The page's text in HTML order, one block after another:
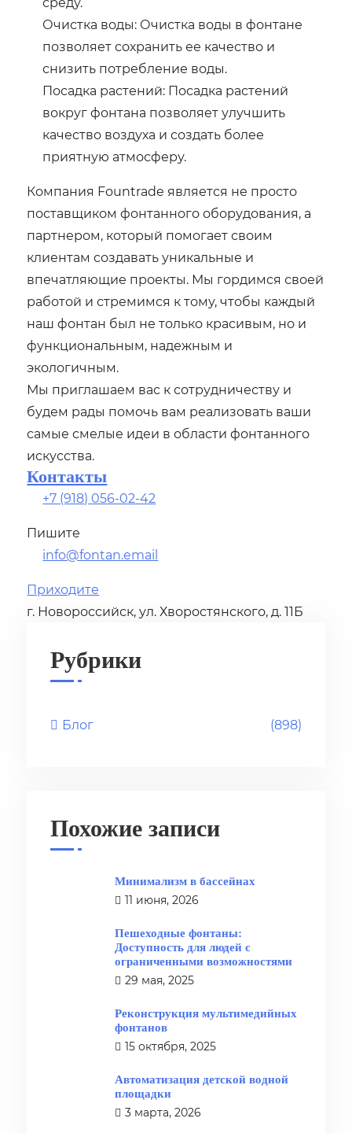
Очистка воды: Очистка воды в фонтане
позволяет сохранить ее качество и
снизить потребление воды.
Посадка растений: Посадка растений
вокруг фонтана позволяет улучшить
качество воздуха и создать более
приятную атмосферу.
Компания Fountrade является не просто
поставщиком фонтанного оборудования, а
партнером, который помогает своим
клиентам создавать уникальные и
впечатляющие проекты. Мы гордимся своей
работой и стремимся к тому, чтобы каждый
наш фонтан был не только красивым, но и
функциональным, надежным и
экологичным.
Мы приглашаем вас к сотрудничеству и
будем рады помочь вам реализовать ваши
самые смелые идеи в области фонтанного
искусства.
Контакты
+7 (918) 056-02-42
Пишите
info@fontan.email
Приходите
г. Новороссийск, ул. Хворостянского, д. 11Б
Рубрики
Блог (898)
Похожие записи
Минимализм в бассейнах
11 июня, 2026
Пешеходные фонтаны:
Доступность для людей с
ограниченными возможностями
29 мая, 2025
Реконструкция мультимедийных
фонтанов
15 октября, 2025
Автоматизация детской водной
площадки
3 марта, 2026